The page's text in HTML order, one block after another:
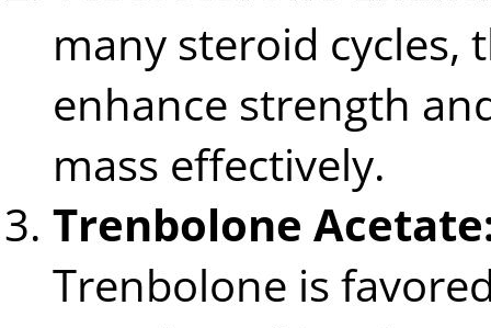
many steroid cycles,
enhance strength
mass effectively.
Trenbolone
Trenbolone is